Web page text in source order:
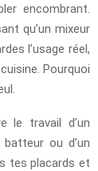
encombrant.
qu’un mixeur
l’usage réel,
Pourquoi
le travail d’un
batteur ou d’un
tes placards et